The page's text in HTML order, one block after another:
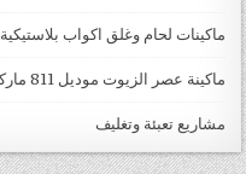
ماكينات لحام وغلق اكواب بلاستيكية
ماكينة عصر الزيوت موديل 811 ماركة المهندس منسي
مشاريع تعبئة وتغليف